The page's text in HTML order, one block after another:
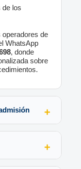
de los
de
WhatsApp
, donde
sobre